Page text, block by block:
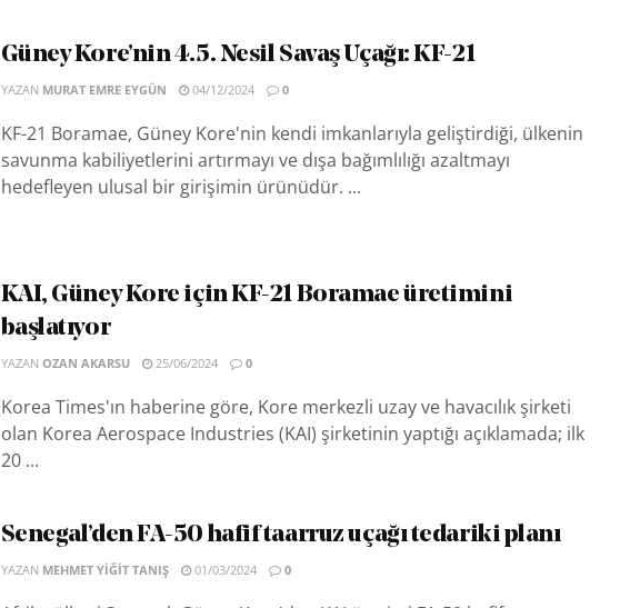
Güney Kore’nin 4.5. Nesil Savaş Uçağı: KF-21
YAZAN MURAT EMRE EYGÜN 04/12/2024 0
KF-21 Boramae, Güney Kore'nin kendi imkanlarıyla geliştirdiği, ülkenin
savunma kabiliyetlerini artırmayı ve dışa bağımlılığı azaltmayı
hedefleyen ulusal bir girişimin ürünüdür. ...
KAI, Güney Kore için KF-21 Boramae üretimini
başlatıyor
YAZAN OZAN AKARSU 25/06/2024 0
Korea Times'ın haberine göre, Kore merkezli uzay ve havacılık şirketi
olan Korea Aerospace Industries (KAI) şirketinin yaptığı açıklamada; ilk
20 ...
Senegal’den FA-50 hafif taarruz uçağı tedariki planı
YAZAN MEHMET YIĞIT TANIŞ 01/03/2024 0